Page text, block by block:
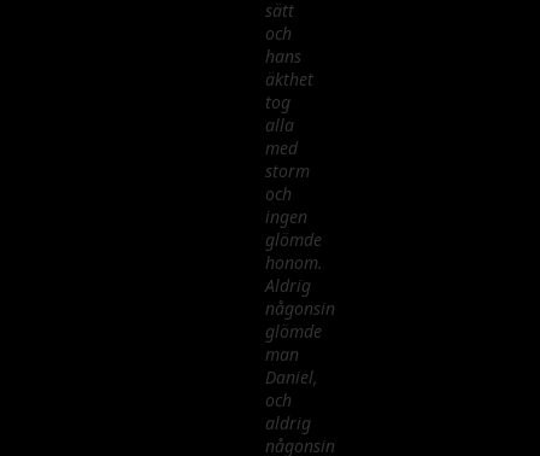
sätt
och
hans
äkthet
tog
alla
med
storm
och
ingen
glömde
honom.
Aldrig
någonsin
glömde
man
Daniel,
och
aldrig
någonsin